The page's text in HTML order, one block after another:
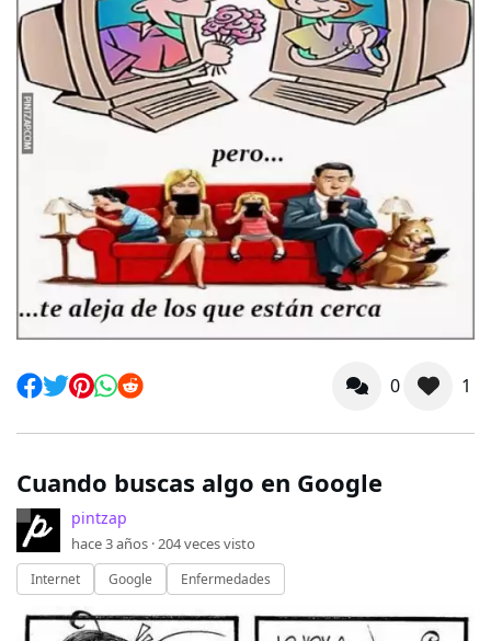
0 1
Cuando buscas algo en Google
pintzap
hace 3 años · 204veces visto
Internet Google Enfermedades